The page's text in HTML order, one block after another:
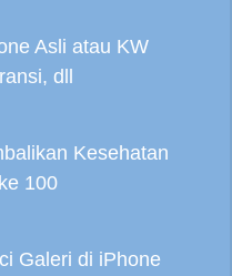
Asli atau KW
dll
Kesehatan
100
Galeri di iPhone